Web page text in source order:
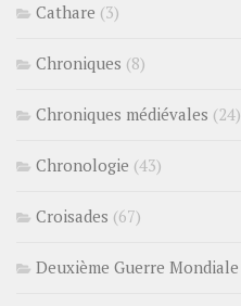
Cathare (3)
Chroniques (8)
Chroniques médiévales (24)
Chronologie (43)
Croisades (67)
Deuxième Guerre Mondiale